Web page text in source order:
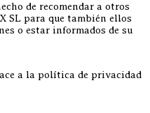
de recomendar a otros
SL para que también ellos
o estar informados de su
a la política de privacidad